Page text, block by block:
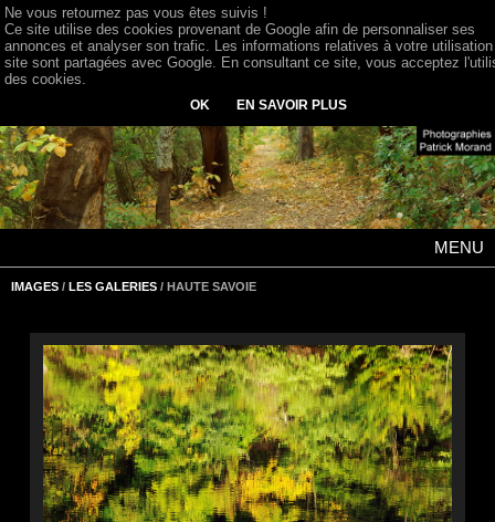
MENU
IMAGES / LES GALERIES / HAUTE SAVOIE
Ne vous retournez pas vous êtes suivis !
Ce site utilise des cookies provenant de Google afin de personnaliser ses
annonces et analyser son trafic. Les informations relatives à votre
site sont partagées avec Google. En consultant ce site, vous acceptez
des cookies.
OK EN SAVOIR PLUS